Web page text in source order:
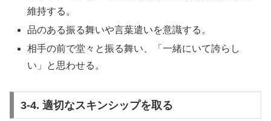
維持する。
品のある振る舞いや言葉遣いを意識する。
相手の前で堂々と振る舞い、「一緒にいて誇らし
い」と思わせる。
3-4. 適切なスキンシップを取る